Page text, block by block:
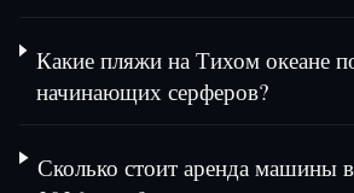
Какие пляжи на Тихом океане
начинающих серферов?
Сколько стоит аренда машины